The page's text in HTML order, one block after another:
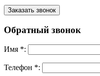
Обратный звонок
Имя *:
Телефон *: